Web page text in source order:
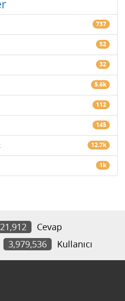
737
52
32
5.6k
112
145
12.7k
1k
21,912
Cevap
3,979,536 Kullanıcı